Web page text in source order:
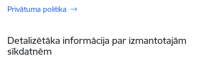
Privātuma politika
Detalizētāka informācija par izmantotajām
sīkdatnēm